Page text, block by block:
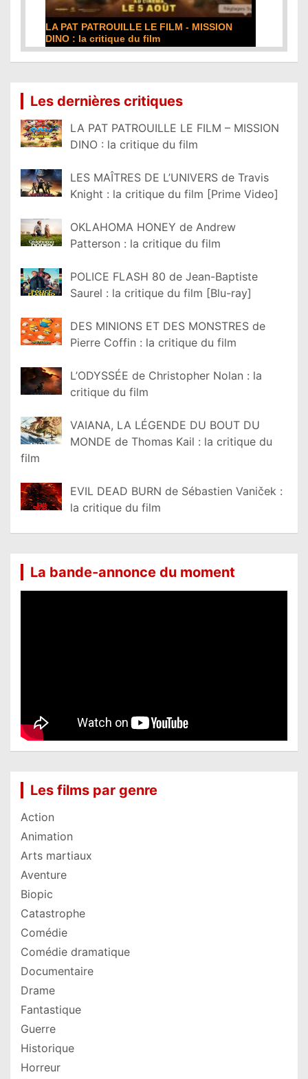
LA PAT PATROUILLE LE FILM - MISSION
DINO : la critique du film
Les dernières critiques
LA PAT PATROUILLE LE FILM – MISSION
DINO : la critique du film
LES MAÎTRES DE L’UNIVERS de Travis
Knight : la critique du film [Prime Video]
OKLAHOMA HONEY de Andrew
Patterson : la critique du film
POLICE FLASH 80 de Jean-Baptiste
Saurel : la critique du film [Blu-ray]
DES MINIONS ET DES MONSTRES de
Pierre Coffin : la critique du film
L’ODYSSÉE de Christopher Nolan : la
critique du film
VAIANA, LA LÉGENDE DU BOUT DU
MONDE de Thomas Kail : la critique du
film
EVIL DEAD BURN de Sébastien Vaniček :
la critique du film
La bande-annonce du moment
Les films par genre
Action
Animation
Arts martiaux
Aventure
Biopic
Catastrophe
Comédie
Comédie dramatique
Documentaire
Drame
Fantastique
Guerre
Historique
Horreur